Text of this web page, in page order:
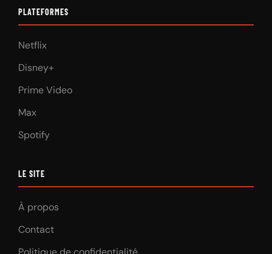
PLATEFORMES
Netflix
Disney+
Prime Video
Max
Spotify
LE SITE
À propos
Contact